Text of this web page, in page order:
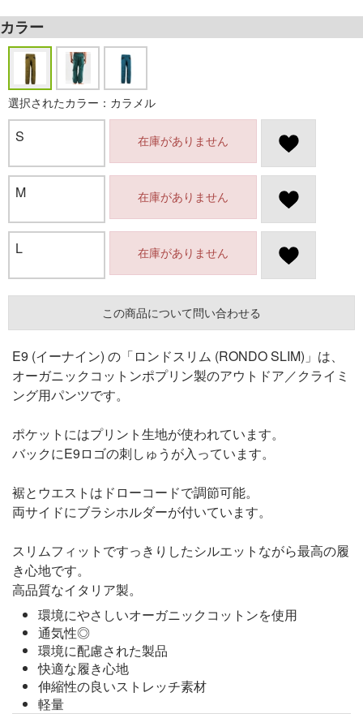
カラー
選択されたカラー：カラメル
S 在庫がありません
M 在庫がありません
L 在庫がありません
この商品について問い合わせる
E9 (イーナイン) の「ロンドスリム (RONDO SLIM)」は、
オーガニックコットンポプリン製のアウトドア／クライミ
ング用パンツです。
ポケットにはプリント生地が使われています。
バックにE9ロゴの刺しゅうが入っています。
裾とウエストはドローコードで調節可能。
両サイドにブラシホルダーが付いています。
スリムフィットですっきりしたシルエットながら最高の履
き心地です。
高品質なイタリア製。
環境にやさしいオーガニックコットンを使用
通気性◎
環境に配慮された製品
快適な履き心地
伸縮性の良いストレッチ素材
軽量